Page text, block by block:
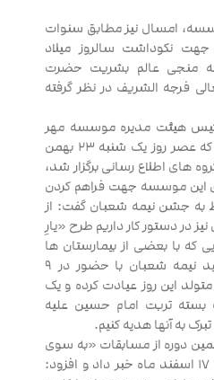
امسال نیز مطابق سنوات
جهت نکوداشت سالروز میلاد
منجی عالم بشریت حضرت
فرجه الشریف در نظر گرفته
هیئت مدیره موسسه مهر
تابان مهدوی، در جلسه‌ای که عصر روز یک شنبه ۲۳ بهمن
های اطلاع رسانی برگزار شد،
این موسسه جهت فراهم کردن
به جشن نیمه شعبان گفت: از
در دستور کار داریم طرح «یارِ
که با بعضی از بیمارستان ها
شده، بناست صبح روز عید نیمه شعبان با حضور در ۹
متولد این روز عیادت کرده و یک
بسته تربت امام حسین علیه
به آنها هدیه کنیم.
دوره از مسابقات «به سوی
آسمان» از تاریخ ۱۳ لغایت ۱۷ اسفند ماه خبر داد و افزود: